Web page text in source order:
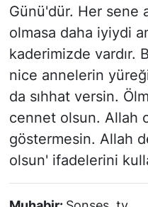
Günü'dür. Her sene
olmasa daha iyiydi
kaderimizde vardır.
nice annelerin
da sıhhat versin.
cennet olsun. Allah
göstermesin. Allah
olsun' ifadelerini